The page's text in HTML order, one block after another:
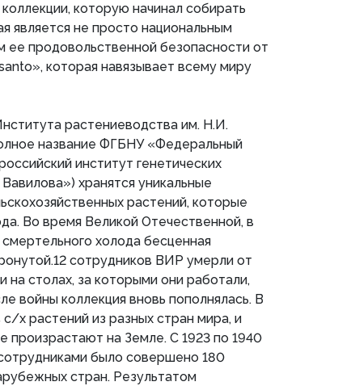
которую начинал собирать
является не просто национальным
ее продовольственной безопасности от
которая навязывает всему миру
растениеводства им. Н.И.
название ФГБНУ «Федеральный
институт генетических
хранятся уникальные
растений, которые
Во время Великой Отечественной, в
холода бесценная
сотрудников ВИР умерли от
на столах, за которыми они работали,
войны коллекция вновь пополнялась. В
х растений из разных стран мира, и
произрастают на Земле. С 1923 по 1940
было совершено 180
стран. Результатом